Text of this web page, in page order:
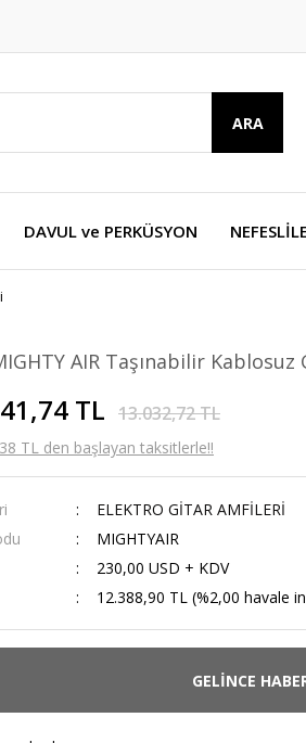
ARA
DAVUL ve PERKÜSYON
AIR Taşınabilir
TL 13.032,72 TL
TL den başlayan taksitlerle!!
ELEKTRO GİTAR AMFİLERİ
MIGHTYAIR
230,00 USD + KDV
12.388,90 TL (%2,00 havale
GELİNCE